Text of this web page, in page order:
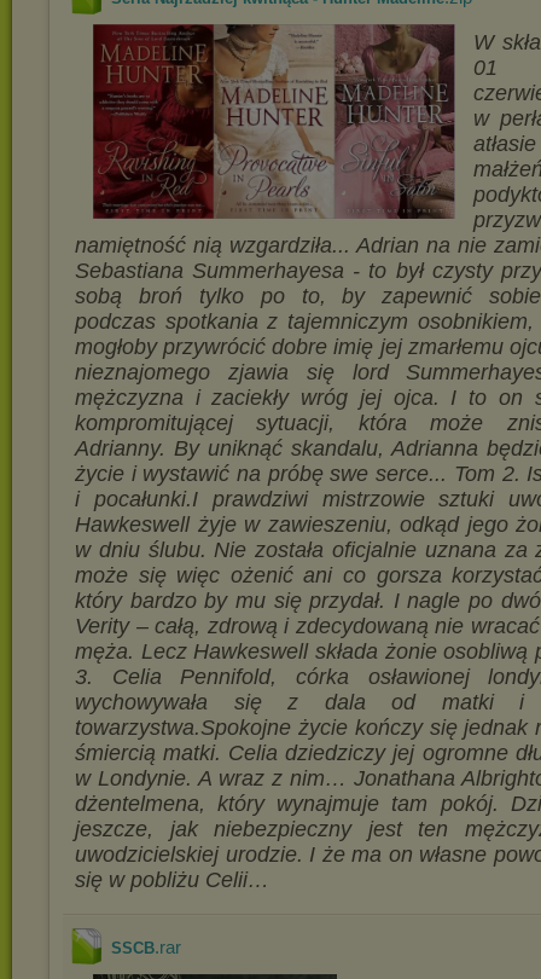
W
01
w
namiętność nią wzgardziła... Adrian na nie
Sebastiana Summerhayesa - to był czysty
sobą broń tylko po to, by zapewnić sobie
podczas spotkania z tajemniczym
mogłoby przywrócić dobre imię jej zmarłemu
nieznajomego zjawia się lord
mężczyzna i zaciekły wróg jej ojca. I to on
kompromitującej sytuacji, która może
Adrianny. By uniknąć skandalu, Adrianna
życie i wystawić na próbę swe serce... Tom 2.
i pocałunki.I prawdziwi mistrzowie sztuki
Hawkeswell żyje w zawieszeniu, odkąd jego
w dniu ślubu. Nie została oficjalnie uznana za
może się więc ożenić ani co gorsza
który bardzo by mu się przydał. I nagle po
Verity – całą, zdrową i zdecydowaną nie
męża. Lecz Hawkeswell składa żonie osobliwą
3. Celia Pennifold, córka osławionej
wychowywała się z dala od matki i
towarzystwa.Spokojne życie kończy się jednak
śmiercią matki. Celia dziedziczy jej ogromne
w Londynie. A wraz z nim… Jonathana
dżentelmena, który wynajmuje tam pokój.
jeszcze, jak niebezpieczny jest ten
uwodzicielskiej urodzie. I że ma on własne
się w pobliżu Celii…
SSCB.rar